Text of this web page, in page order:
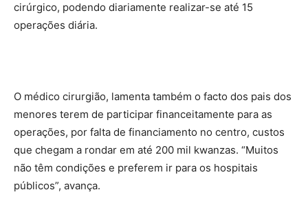
cirúrgico, podendo diariamente realizar-se até 15
operações diária.
O médico cirurgião, lamenta também o facto dos pais dos
menores terem de participar financeitamente para as
operações, por falta de financiamento no centro, custos
que chegam a rondar em até 200 mil kwanzas. “Muitos
não têm condições e preferem ir para os hospitais
públicos”, avança.